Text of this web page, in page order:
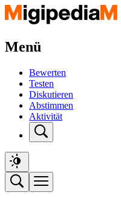
Menü
Bewerten
Testen
Diskutieren
Abstimmen
Aktivität